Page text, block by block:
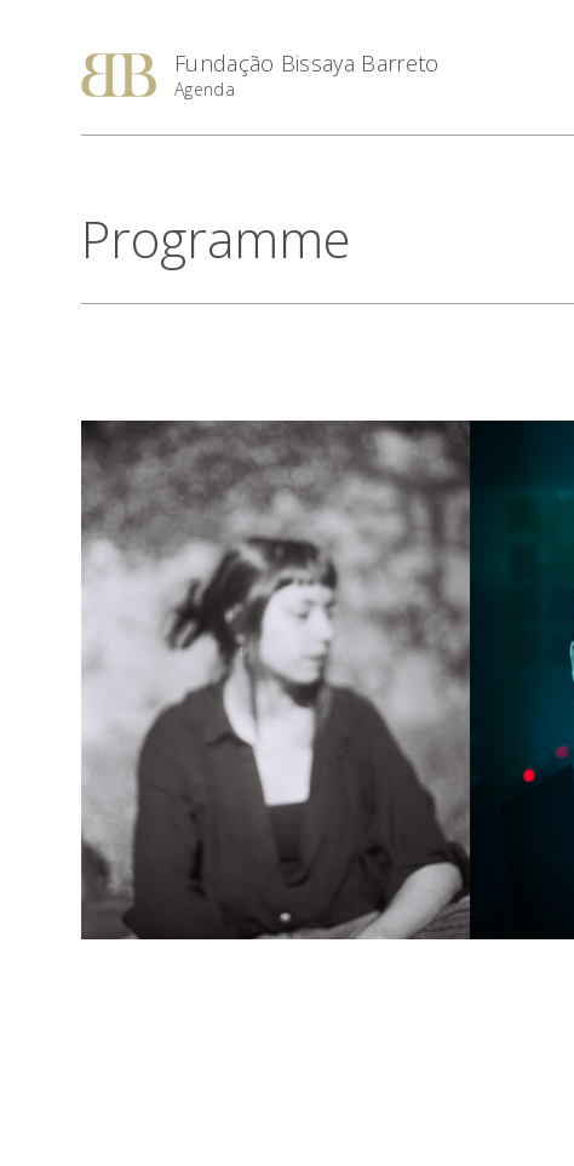
Fundação Bissaya Barreto
Agenda
Programme